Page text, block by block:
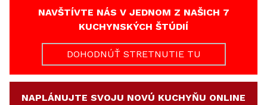
NAVŠTÍVTE NÁS V JEDNOM Z NAŠICH 7
KUCHYNSKÝCH ŠTÚDIÍ
DOHODNÚŤ STRETNUTIE TU
NAPLÁNUJTE SVOJU NOVÚ KUCHYŇU ONLINE